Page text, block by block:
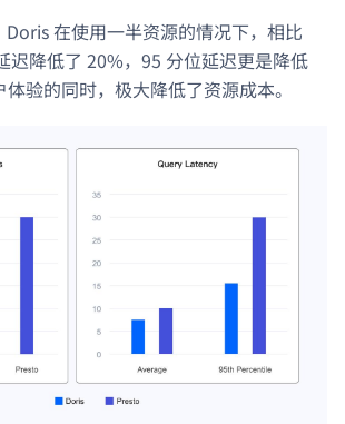
在使用一半资源的情况下，相比
迟降低了 20%，95 分位延迟更是降低
验的同时，极大降低了资源成本。